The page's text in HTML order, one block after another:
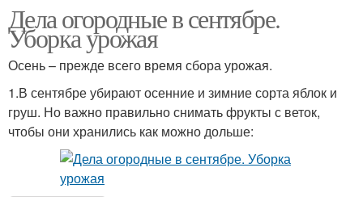
Дела огородные в сентябре.
Уборка урожая
Осень – прежде всего время сбора урожая.
1.В сентябре убирают осенние и зимние сорта яблок и
груш. Но важно правильно снимать фрукты с веток,
чтобы они хранились как можно дольше: